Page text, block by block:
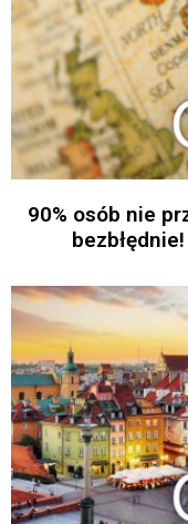
90% osób nie